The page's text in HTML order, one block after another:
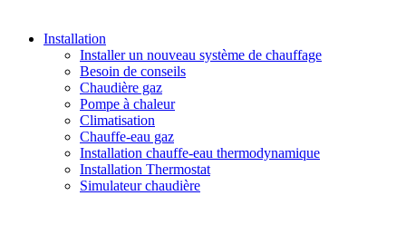
Installation
Installer un nouveau système de chauffage
Besoin de conseils
Chaudière gaz
Pompe à chaleur
Climatisation
Chauffe-eau gaz
Installation chauffe-eau thermodynamique
Installation Thermostat
Simulateur chaudière